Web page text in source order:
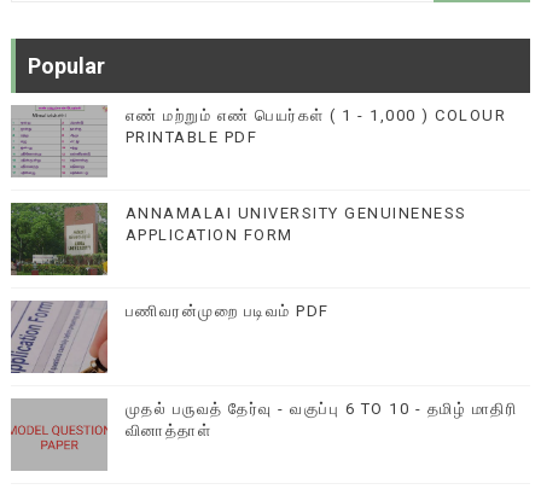
Popular
எண் மற்றும் எண் பெயர்கள் ( 1 - 1,000 ) COLOUR
PRINTABLE PDF
ANNAMALAI UNIVERSITY GENUINENESS
APPLICATION FORM
பணிவரன்முறை படிவம் PDF
முதல் பருவத் தேர்வு - வகுப்பு 6 TO 10 - தமிழ் மாதிரி
வினாத்தாள்